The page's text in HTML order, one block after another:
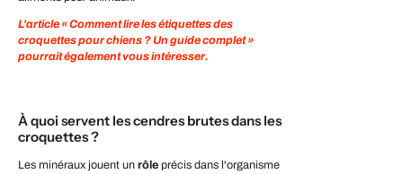
L'article « Comment lire les étiquettes des
croquettes pour chiens ? Un guide complet »
pourrait également vous intéresser.
À quoi servent les cendres brutes dans les
croquettes ?
Les minéraux jouent un rôle précis dans l'organisme